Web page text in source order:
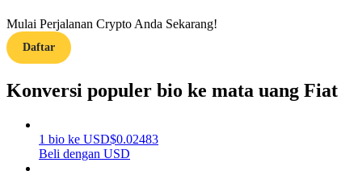
Mulai Perjalanan Crypto Anda Sekarang!
Daftar
Konversi populer bio ke mata uang Fiat
1 bio ke USD$0.02483
Beli dengan USD